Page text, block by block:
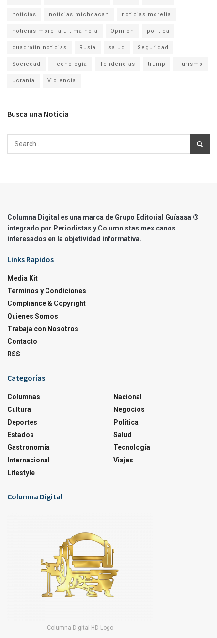
noticias noticias michoacan noticias morelia
noticias morelia ultima hora Opinion politica
quadratin noticias Rusia salud Seguridad
Sociedad Tecnología Tendencias trump Turismo
ucrania Violencia
Busca una Noticia
Columna Digital es una marca de Grupo Editorial Guíaaaa ®
integrado por Periodistas y Columnistas mexicanos
interesados en la objetividad informativa.
Links Rapidos
Media Kit
Terminos y Condiciones
Compliance & Copyright
Quienes Somos
Trabaja con Nosotros
Contacto
RSS
Categorías
Columnas
Cultura
Deportes
Estados
Gastronomía
Internacional
Lifestyle
Nacional
Negocios
Política
Salud
Tecnología
Viajes
Columna Digital
Columna Digital HD Logo